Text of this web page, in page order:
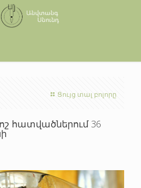
Ցույց տալ բոլորը
հատվածներում 36